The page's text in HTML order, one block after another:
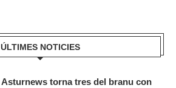
ÚLTIMES NOTICIES
Asturnews torna tres del branu con